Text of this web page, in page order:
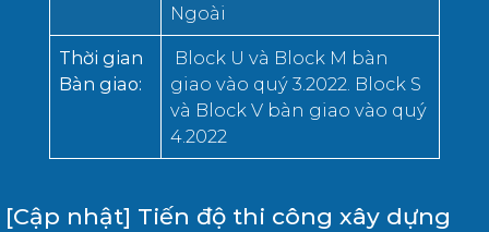
Ngoài
Thời gian
Bàn giao:
Block U và Block M bàn
giao vào quý 3.2022. Block S
và Block V bàn giao vào quý
4.2022
[Cập nhật] Tiến độ thi công xây dựng